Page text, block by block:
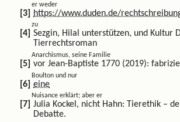
er weder
https://www.duden.de/
zu
Sezgin, Hilal unterstützen, und Kultur
Tierrechtsroman
Anarchismus, seine Familie
vor Jean-Baptiste 1770 (2019):
Boulton und nur
eine
Nuisance erklärt; aber er
Julia Kockel, nicht Hahn: Tierethik –
Debatte.